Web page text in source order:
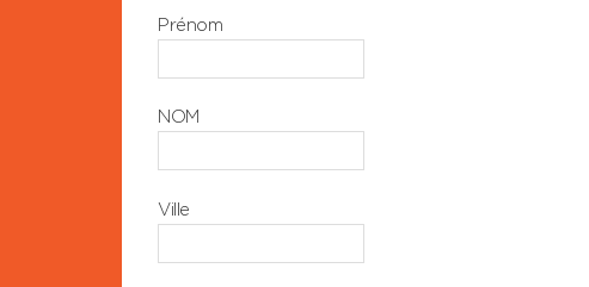
Prénom
NOM
Ville